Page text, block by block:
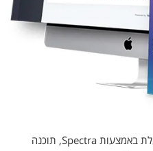
מערכת להפקת נתונים ודו"חות מופעלת באמצעות Spectra, תוכנה